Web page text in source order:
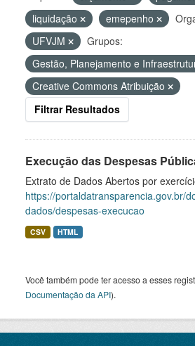
liquidação
emepenho
UFVJM
Grupos:
Gestão, Planejamento e
Creative Commons Atribuição
Filtrar Resultados
Execução das Despesas
Extrato de Dados Abertos por
https://portaldatransparencia.gov.br/
dados/despesas-execucao
CSV HTML
Você também pode ter acesso a esses
Documentação da API).